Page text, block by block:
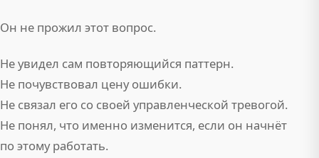
Он не прожил этот вопрос.
Не увидел сам повторяющийся паттерн.
Не почувствовал цену ошибки.
Не связал его со своей управленческой тревогой.
Не понял, что именно изменится, если он начнёт
по этому работать.